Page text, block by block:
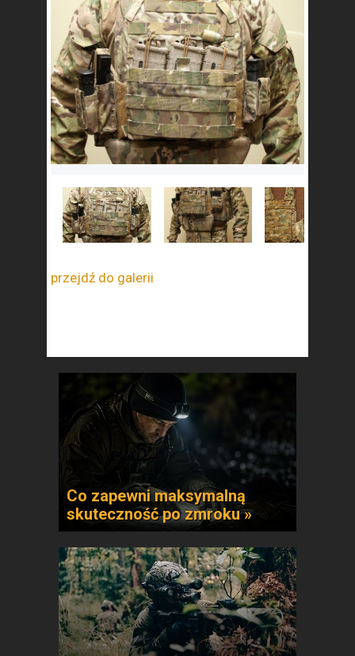
przejdź do galerii
Co zapewni maksymalną
skuteczność po zmroku »